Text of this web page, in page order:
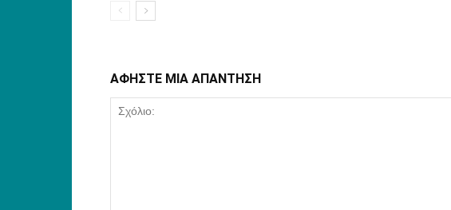
ΑΦΗΣΤΕ ΜΙΑ ΑΠΑΝΤΗΣΗ